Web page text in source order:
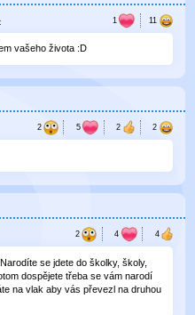
vašeho života :D
se jdete do školky, školy,
dospějete třeba se vám narodí
na vlak aby vás převezl na druhou